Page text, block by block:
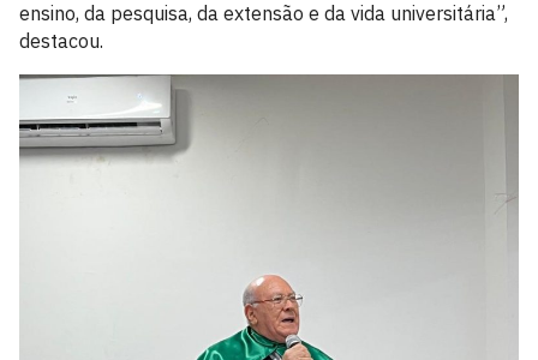
ensino, da pesquisa, da extensão e da vida universitária”,
destacou.